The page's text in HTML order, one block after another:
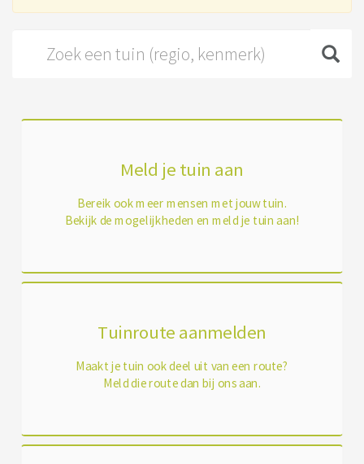
Meld je tuin aan
Bereik ook meer mensen met jouw tuin.
Bekijk de mogelijkheden en meld je tuin aan!
Tuinroute aanmelden
Maakt je tuin ook deel uit van een route?
Meld die route dan bij ons aan.